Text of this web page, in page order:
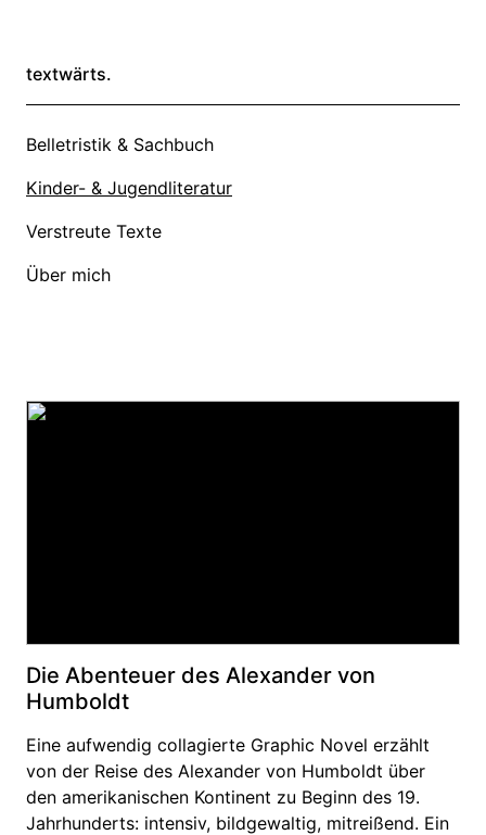
textwärts.
Belletristik & Sachbuch
Kinder- & Jugendliteratur
Verstreute Texte
Über mich
Die Abenteuer des Alexander von
Humboldt
Eine aufwendig collagierte Graphic Novel erzählt
von der Reise des Alexander von Humboldt über
den amerikanischen Kontinent zu Beginn des 19.
Jahrhunderts: intensiv, bildgewaltig, mitreißend. Ein